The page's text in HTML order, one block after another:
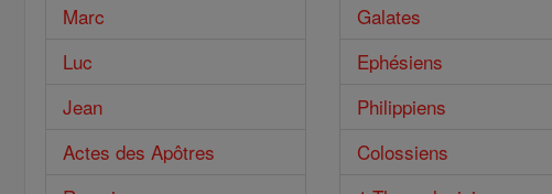
Marc
Luc
Jean
Actes des Apôtres
Galates
Ephésiens
Philippiens
Colossiens